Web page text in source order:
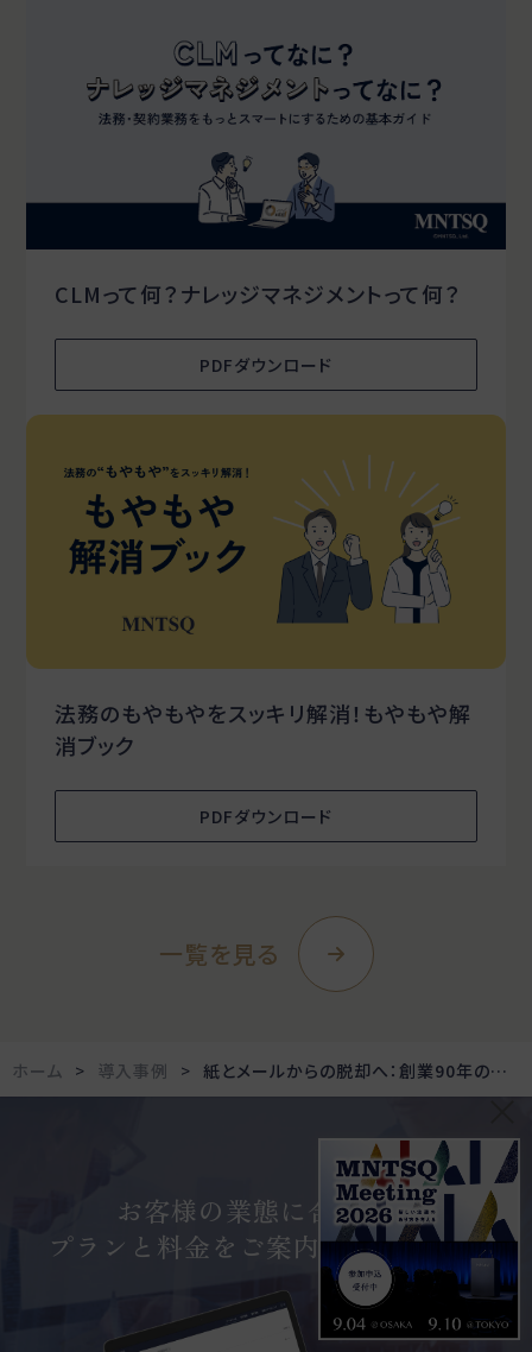
CLMって何？ナレッジマネジメントって何？
PDFダウンロード
法務のもやもやをスッキリ解消！もやもや解
消ブック
PDFダウンロード
一覧を見る
ホーム 導入事例 紙とメールからの脱却へ：創業90年の日置電機が実現した契約業務DX
お客様の業態に合わせた
プランと料金をご案内しています。